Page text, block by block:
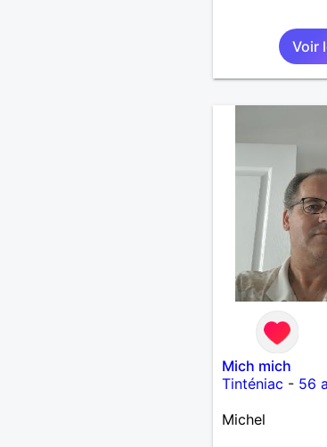
Voir
Mich mich
Tinténiac - 56
Michel